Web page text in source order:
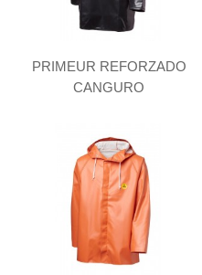
PRIMEUR REFORZADO
CANGURO